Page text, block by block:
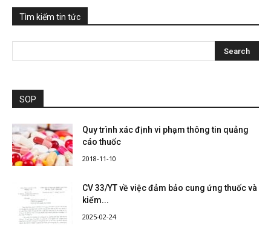
Tìm kiếm tin tức
SOP
Quy trình xác định vi phạm thông tin quảng
cáo thuốc
2018-11-10
CV 33/YT về việc đảm bảo cung ứng thuốc và
kiểm...
2025-02-24